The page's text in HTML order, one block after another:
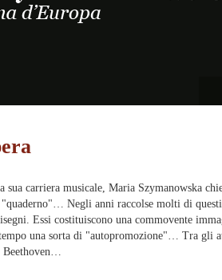
sua carriera musicale, Maria Szymanowska
"quaderno"… Negli anni raccolse molti di
Essi costituiscono una commovente
una sorta di "autopromozione"… Tra gli
Beethoven…